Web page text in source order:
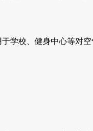
学校、健身中心等对